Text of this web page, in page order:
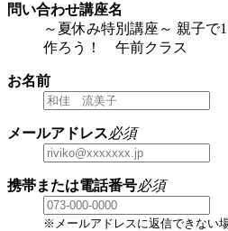
問い合わせ講座名
～夏休み特別講座～ 親子
作ろう！ 午前クラス
お名前
メールアドレス必須
携帯または電話番号必須
※メールアドレスに返信できない